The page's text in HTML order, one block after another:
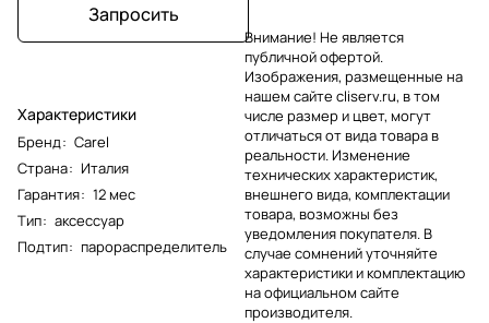
Запросить
Характеристики
Бренд: Carel
Страна: Италия
Гарантия: 12 мес
Тип: аксессуар
Подтип: парораспределитель
Внимание! Не является
публичной офертой.
Изображения, размещенные на
нашем сайте cliserv.ru, в том
числе размер и цвет, могут
отличаться от вида товара в
реальности. Изменение
технических характеристик,
внешнего вида, комплектации
товара, возможны без
уведомления покупателя. В
случае сомнений уточняйте
характеристики и комплектацию
на официальном сайте
производителя.